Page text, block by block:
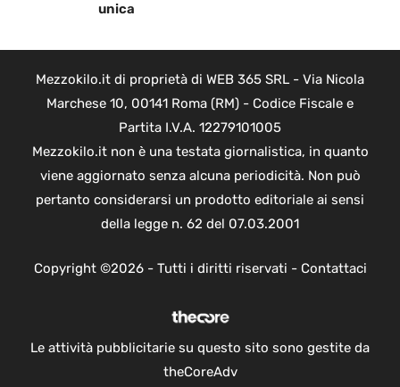
unica
Mezzokilo.it di proprietà di WEB 365 SRL - Via Nicola
Marchese 10, 00141 Roma (RM) - Codice Fiscale e
Partita I.V.A. 12279101005
Mezzokilo.it non è una testata giornalistica, in quanto
viene aggiornato senza alcuna periodicità. Non può
pertanto considerarsi un prodotto editoriale ai sensi
della legge n. 62 del 07.03.2001
Copyright ©2026 - Tutti i diritti riservati - Contattaci
Le attività pubblicitarie su questo sito sono gestite da
theCoreAdv